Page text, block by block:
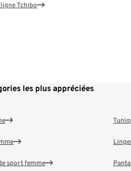
Tchibo
les plus appréciées
sport femme